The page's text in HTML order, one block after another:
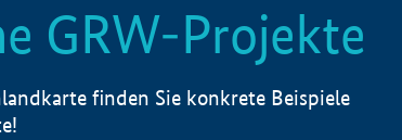
GRW-Projekte
finden Sie konkrete Beispiele